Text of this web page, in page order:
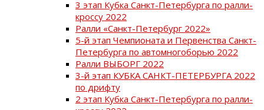
3 этап Кубка Санкт-Петербурга по ралли-
кроссу 2022
Ралли «Санкт-Петербург 2022»
5-й этап Чемпионата и Первенства Санкт-
Петербурга по автомногоборью 2022
Ралли ВЫБОРГ 2022
3-й этап КУБКА САНКТ-ПЕТЕРБУРГА 2022
по дрифту
2 этап Кубка Санкт-Петербурга по ралли-